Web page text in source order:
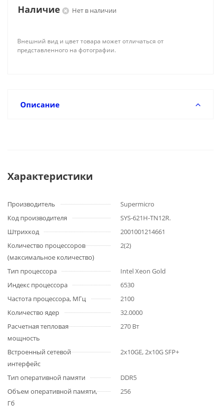
Наличие Нет в наличии
Внешний вид и цвет товара может отличаться от
представленного на фотографии.
Описание
Характеристики
Производитель
Supermicro
Код производителя
SYS-621H-TN12R.
Штрихкод
2001001214661
Количество процессоров
(максимальное количество)
2(2)
Тип процессора
Intel Xeon Gold
Индекс процессора
6530
Частота процессора, МГц
2100
Количество ядер
32.0000
Расчетная тепловая
мощность
270 Вт
Встроенный сетевой
интерфейс
2x10GE, 2x10G SFP+
Тип оперативной памяти
DDR5
Объем оперативной памяти,
Гб
256